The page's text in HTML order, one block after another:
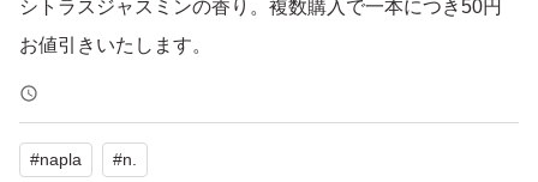
シトラスジャスミンの香り。複数購入で一本につき50円
お値引きいたします。
#napla #n.